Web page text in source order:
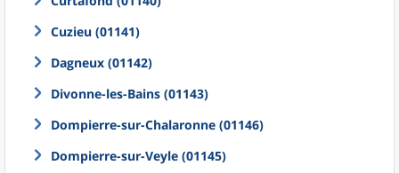
Cuzieu (01141)
Dagneux (01142)
Divonne-les-Bains (01143)
Dompierre-sur-Chalaronne (01146)
Dompierre-sur-Veyle (01145)